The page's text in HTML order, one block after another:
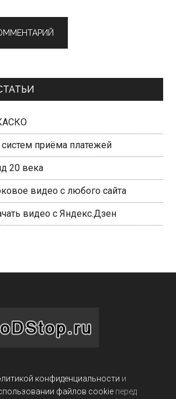
приёма платежей
20 века
видео с любого сайта
видео с Яндекс.Дзен
конфиденциальности и
файлов cookie перед